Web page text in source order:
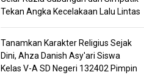
Tekan Angka Kecelakaan Lalu Lintas
Tanamkan Karakter Religius Sejak
Dini, Ahza Danish Asy'ari Siswa
Kelas V-A SD Negeri 132402 Pimpin